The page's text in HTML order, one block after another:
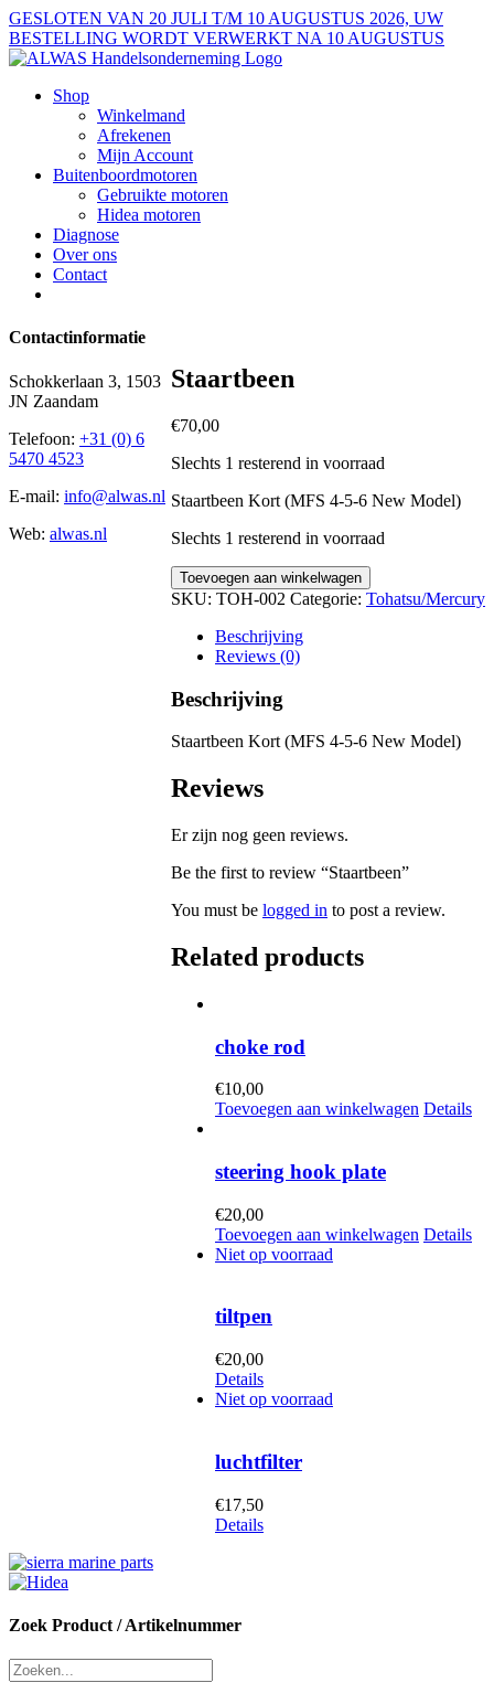
Ga
naar
inhoud
GESLOTEN VAN 20 JULI T/M 10 AUGUSTUS 2026, UW
BESTELLING WORDT VERWERKT NA 10 AUGUSTUS
Shop
Winkelmand
Afrekenen
Mijn Account
Buitenboordmotoren
Gebruikte motoren
Hidea motoren
Diagnose
Over ons
Contact
Staartbeen
€70,00
Slechts 1 resterend in voorraad
Staartbeen Kort (MFS 4-5-6 New Model)
Slechts 1 resterend in voorraad
Staartbeen
quantity
Toevoegen aan winkelwagen
SKU: TOH-002 Categorie: Tohatsu/Mercury
Beschrijving
Reviews (0)
Beschrijving
Staartbeen Kort (MFS 4-5-6 New Model)
Reviews
Er zijn nog geen reviews.
Be the first to review “Staartbeen”
You must be logged in to post a review.
Related products
choke rod
€10,00
Toevoegen aan winkelwagen Details
steering hook plate
€20,00
Toevoegen aan winkelwagen Details
Niet op voorraad
tiltpen
€20,00
Details
Niet op voorraad
luchtfilter
€17,50
Details
Zoek Product / Artikelnummer
Contactinformatie
Schokkerlaan 3, 1503
JN Zaandam
Telefoon: +31 (0) 6
5470 4523
E-mail: info@alwas.nl
Web: alwas.nl